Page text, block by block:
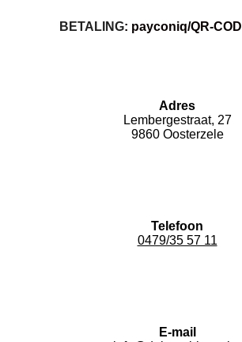
BETALING: payconiq/QR-
Adres
Lembergestraat, 27
9860 Oosterzele
Telefoon
0479/35 57 11
E-mail